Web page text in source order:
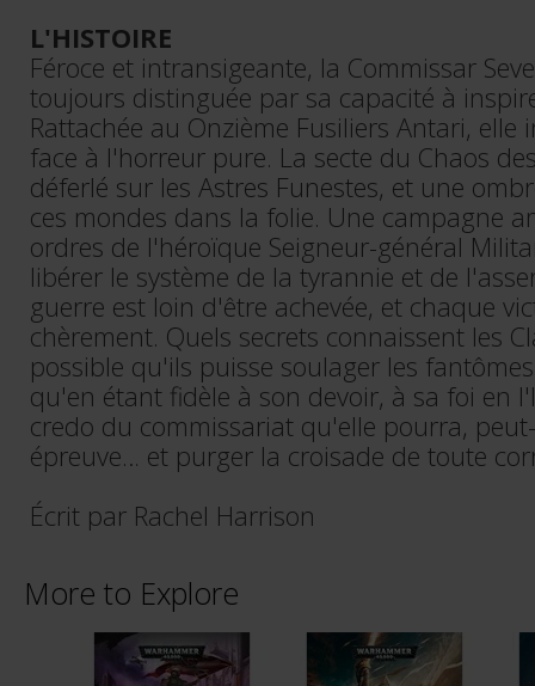
L'HISTOIRE
Féroce et intransigeante, la Commissar
toujours distinguée par sa capacité à
Rattachée au Onzième Fusiliers Antari, elle
face à l'horreur pure. La secte du Chaos
déferlé sur les Astres Funestes, et une
ces mondes dans la folie. Une campagne
ordres de l'héroïque Seigneur-général
libérer le système de la tyrannie et de
guerre est loin d'être achevée, et chaque
chèrement. Quels secrets connaissent les
possible qu'ils puisse soulager les
qu'en étant fidèle à son devoir, à sa foi en
credo du commissariat qu'elle pourra,
épreuve… et purger la croisade de toute
Écrit par Rachel Harrison
More to Explore